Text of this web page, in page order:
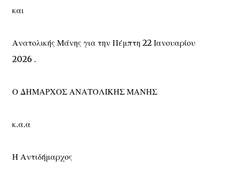
και
Ανατολικής Μάνης για την Πέμπτη 22 Ιανουαρίου
2026 .
Ο ΔΗΜΑΡΧΟΣ ΑΝΑΤΟΛΙΚΗΣ ΜΑΝΗΣ
κ.α.α
Η Αντιδήμαρχος